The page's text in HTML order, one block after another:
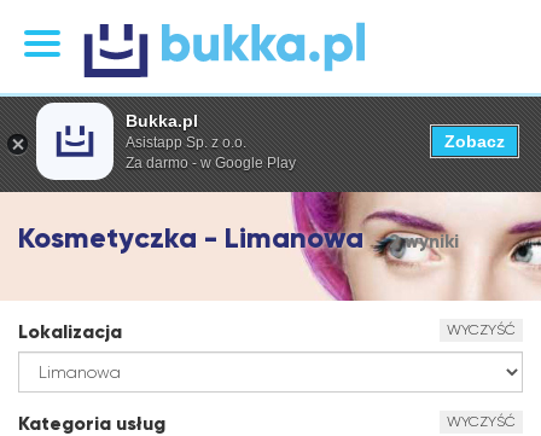
Kosmetyczka - Limanowa 2 wyniki
Lokalizacja WYCZYŚĆ
Kategoria usług WYCZYŚĆ
Bukka.pl
Asistapp Sp. z o.o.
Za darmo - w Google Play
Zobacz